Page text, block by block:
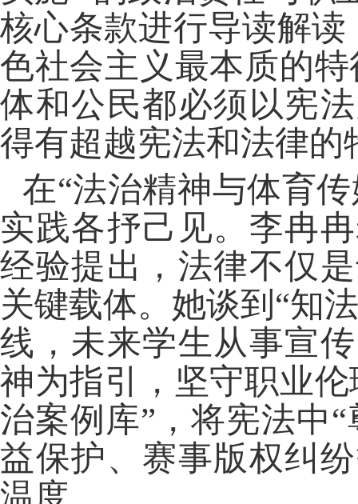
核心条款进行导读解
色社会主义最本质的
体和公民都必须以宪
得有超越宪法和法律的
在“法治精神与体育
实践各抒己见。 李冉冉
经验提出，法律不仅
关键载体。 她谈到 “知
线，未来学生从事宣
神为指引
， 坚守职业
治案例库”，将宪法中
益保护、赛事版权纠
温度。